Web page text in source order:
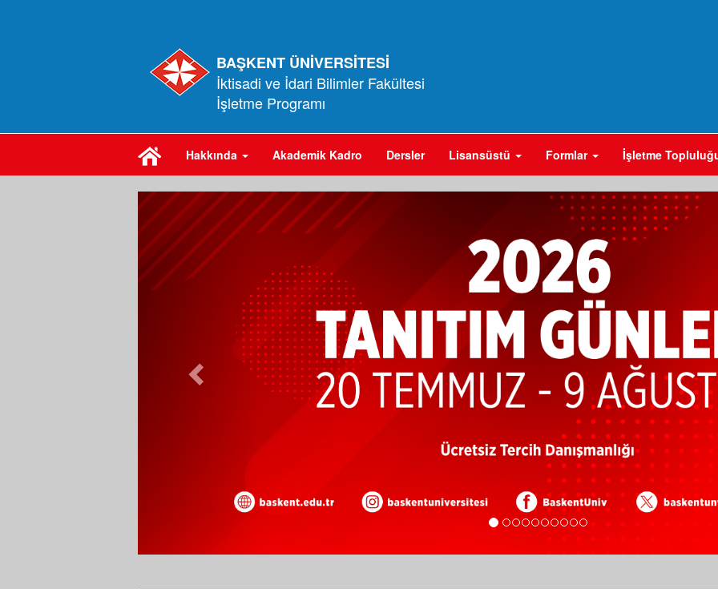
BAŞKENT ÜNİVERSİTESİ
İktisadi ve İdari Bilimler Fakültesi
İşletme Programı
Hakkında Akademik Kadro Dersler Lisansüstü Formlar İşletme